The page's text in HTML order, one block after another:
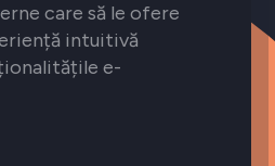
care să le ofere
intuitivă
e-